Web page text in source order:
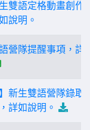
雙語定格動畫創作
說明。
營隊提醒事項，詳
】新生雙語營隊錄取
詳如說明。